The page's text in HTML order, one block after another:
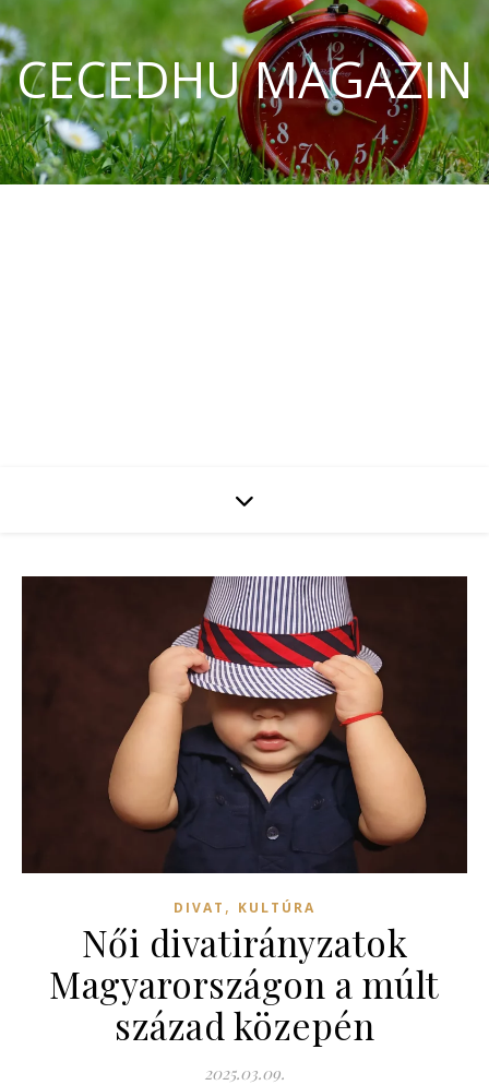
CECEDHU MAGAZIN
DIVAT , KULTÚRA
Női divatirányzatok
Magyarországon a múlt
század közepén
2025.03.09.